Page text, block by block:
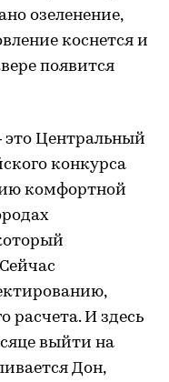
озеленение,
коснется и
появится
Центральный
конкурса
комфортной
расчета. И здесь
выйти на
Дон,